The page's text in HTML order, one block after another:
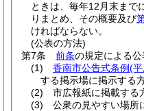
ときは、毎年12月末まで
りまとめ、その概要及び
ければならない。
(公表の方法)
第7条
前条の規定による公
(1)
香南市公告式条例(
する掲示場に掲示する
(2)
市広報紙に掲載する
(3)
公衆の見やすい場所